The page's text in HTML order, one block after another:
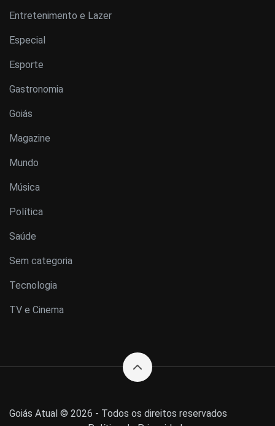
Entretenimento e Lazer
Especial
Esporte
Gastronomia
Goiás
Magazine
Mundo
Música
Política
Saúde
Sem categoria
Tecnologia
TV e Cinema
Goiás Atual © 2026 - Todos os direitos reservados